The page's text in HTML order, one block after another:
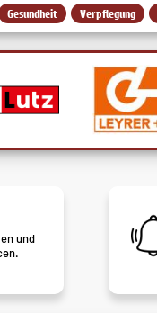
Gesundheit Verpflegung
und